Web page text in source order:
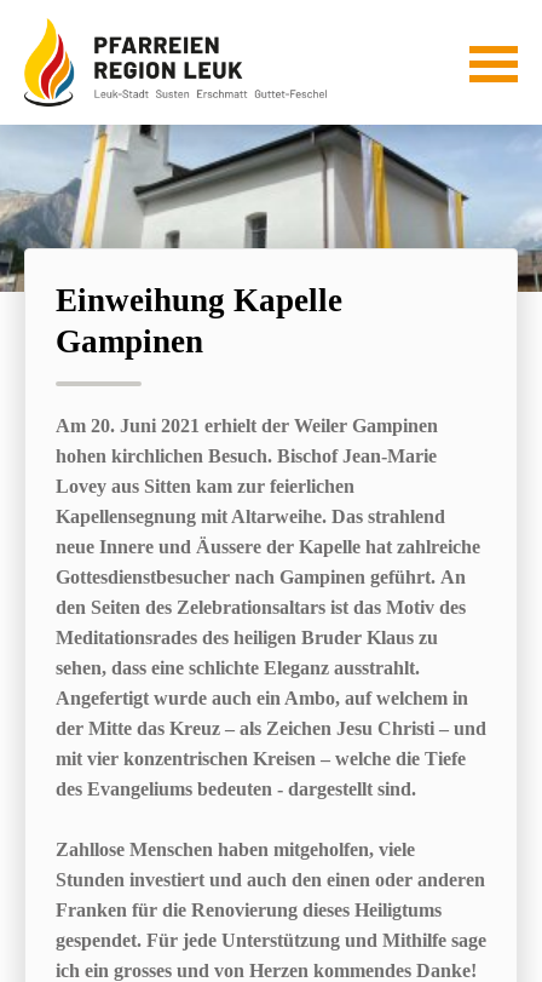
Einweihung Kapelle
Gampinen
Am 20. Juni 2021 erhielt der Weiler Gampinen
hohen kirchlichen Besuch. Bischof Jean-Marie
Lovey aus Sitten kam zur feierlichen
Kapellensegnung mit Altarweihe. Das strahlend
neue Innere und Äussere der Kapelle hat zahlreiche
Gottesdienstbesucher nach Gampinen geführt. An
den Seiten des Zelebrationsaltars ist das Motiv des
Meditationsrades des heiligen Bruder Klaus zu
sehen, dass eine schlichte Eleganz ausstrahlt.
Angefertigt wurde auch ein Ambo, auf welchem in
der Mitte das Kreuz – als Zeichen Jesu Christi – und
mit vier konzentrischen Kreisen – welche die Tiefe
des Evangeliums bedeuten - dargestellt sind.
Zahllose Menschen haben mitgeholfen, viele
Stunden investiert und auch den einen oder anderen
Franken für die Renovierung dieses Heiligtums
gespendet. Für jede Unterstützung und Mithilfe sage
ich ein grosses und von Herzen kommendes Danke!